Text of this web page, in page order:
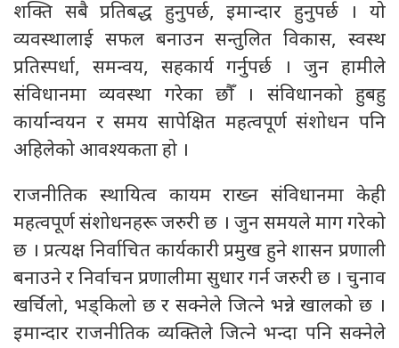
शक्ति सबै प्रतिबद्ध हुनुपर्छ, इमान्दार हुनुपर्छ । यो
व्यवस्थालाई सफल बनाउन सन्तुलित विकास, स्वस्थ
प्रतिस्पर्धा, समन्वय, सहकार्य गर्नुपर्छ । जुन हामीले
संविधानमा व्यवस्था गरेका छौँ । संविधानको हुबहु
कार्यान्वयन र समय सापेक्षित महत्वपूर्ण संशोधन पनि
अहिलेको आवश्यकता हो ।
राजनीतिक स्थायित्व कायम राख्न संविधानमा केही
महत्वपूर्ण संशोधनहरू जरुरी छ । जुन समयले माग गरेको
छ । प्रत्यक्ष निर्वाचित कार्यकारी प्रमुख हुने शासन प्रणाली
बनाउने र निर्वाचन प्रणालीमा सुधार गर्न जरुरी छ । चुनाव
खर्चिलो, भड्किलो छ र सक्नेले जित्ने भन्ने खालको छ ।
इमान्दार राजनीतिक व्यक्तिले जित्ने भन्दा पनि सक्नेले